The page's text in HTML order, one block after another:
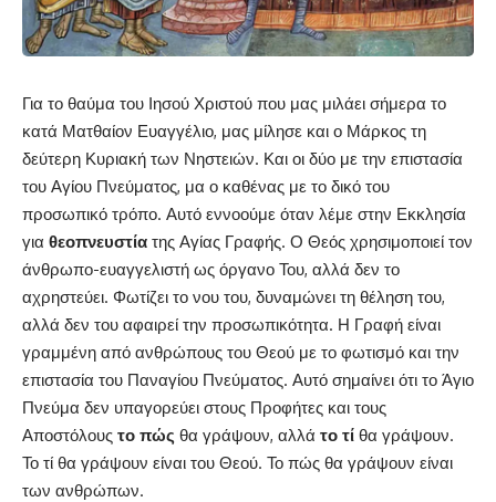
Για το θαύμα του Ιησού Χριστού που μας μιλάει σήμερα το
κατά Ματθαίον Ευαγγέλιο, μας μίλησε και ο Μάρκος τη
δεύτερη Κυριακή των Νηστειών. Και οι δύο με την επιστασία
του Αγίου Πνεύματος, μα ο καθένας με το δικό του
προσωπικό τρόπο. Αυτό εννοούμε όταν λέμε στην Εκκλησία
για θεοπνευστία της Αγίας Γραφής. Ο Θεός χρησιμοποιεί τον
άνθρωπο-ευαγγελιστή ως όργανο Του, αλλά δεν το
αχρηστεύει. Φωτίζει το νου του, δυναμώνει τη θέληση του,
αλλά δεν του αφαιρεί την προσωπικότητα. Η Γραφή είναι
γραμμένη από ανθρώπους του Θεού με το φωτισμό και την
επιστασία του Παναγίου Πνεύματος. Αυτό σημαίνει ότι το Άγιο
Πνεύμα δεν υπαγορεύει στους Προφήτες και τους
Αποστόλους το πώς θα γράψουν, αλλά το τί θα γράψουν.
Το τί θα γράψουν είναι του Θεού. Το πώς θα γράψουν είναι
των ανθρώπων.